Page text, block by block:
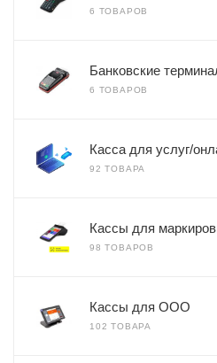
6 ТОВАРОВ
Банковские
6 ТОВАРОВ
Касса для услуг/
92 ТОВАРА
Кассы для
98 ТОВАРОВ
Кассы для ООО
102 ТОВАРА